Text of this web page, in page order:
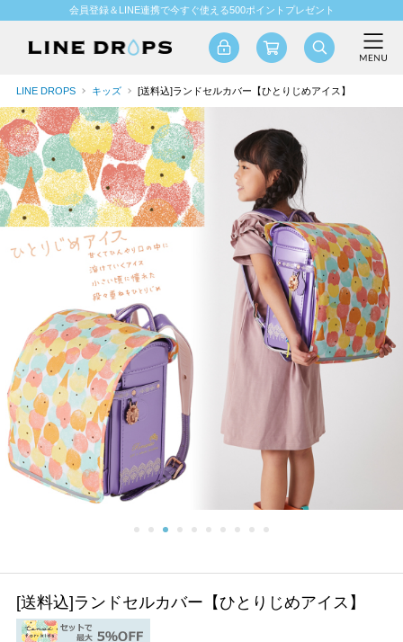
会員登録＆LINE連携で今すぐ使える500ポイントプレゼント
LINE DROPS キッズ [送料込]ランドセルカバー【ひとりじめアイス】
[送料込]ランドセルカバー【ひとりじめアイス】